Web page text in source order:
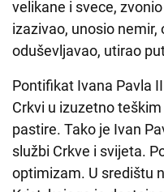
velikane i svece,
izazivao, unosio
oduševljavao, utirao
Pontifikat Ivana Pavla
Crkvi u izuzetno
pastire. Tako je Ivan
službi Crkve i svijeta.
optimizam. U središtu